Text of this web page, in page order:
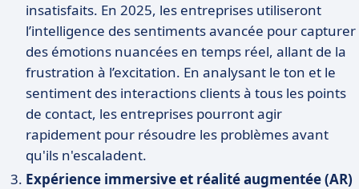
insatisfaits. En 2025, les entreprises utiliseront
l’intelligence des sentiments avancée pour capturer
des émotions nuancées en temps réel, allant de la
frustration à l’excitation. En analysant le ton et le
sentiment des interactions clients à tous les points
de contact, les entreprises pourront agir
rapidement pour résoudre les problèmes avant
qu'ils n'escaladent.
Expérience immersive et réalité augmentée (AR)